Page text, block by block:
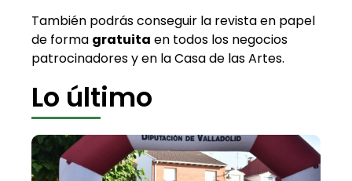
También podrás conseguir la revista en papel
de forma gratuita en todos los negocios
patrocinadores y en la Casa de las Artes.
Lo último